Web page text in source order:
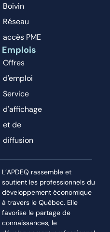
Boivin
Réseau
accès PME
Emplois
Offres
d'emploi
Service
d'affichage
et de
diffusion
L’APDEQ rassemble et
soutient les professionnels du
développement économique
à travers le Québec. Elle
favorise le partage de
connaissances, le